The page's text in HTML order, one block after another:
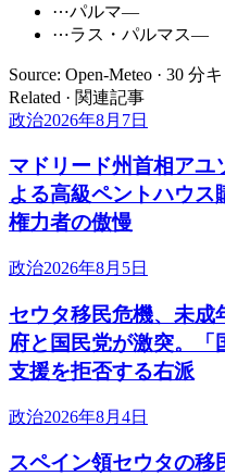
⋯パルマ—
⋯ラス・パルマス—
Source: Open-Meteo · 30 分
Related · 関連記事
政治2026年8月7日
マドリード州首相ア
よる高級ペントハウス
権力者の傲慢
政治2026年8月5日
セウタ移民危機、未成
府と国民党が激突。
支援を拒否する右派
政治2026年8月4日
スペイン領セウタの移